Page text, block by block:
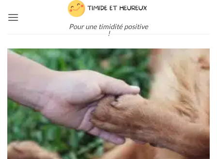
Pour une timidité positive
!